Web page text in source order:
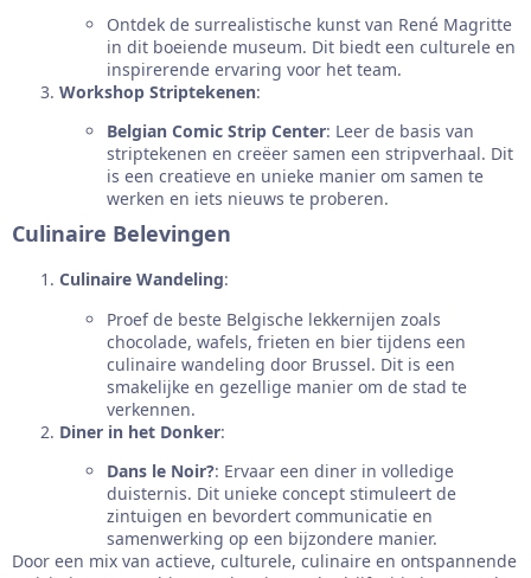
Ontdek de surrealistische kunst van René Magritte
in dit boeiende museum. Dit biedt een culturele en
inspirerende ervaring voor het team.
Workshop Striptekenen:
Belgian Comic Strip Center: Leer de basis van
striptekenen en creëer samen een stripverhaal. Dit
is een creatieve en unieke manier om samen te
werken en iets nieuws te proberen.
Culinaire Belevingen
Culinaire Wandeling:
Proef de beste Belgische lekkernijen zoals
chocolade, wafels, frieten en bier tijdens een
culinaire wandeling door Brussel. Dit is een
smakelijke en gezellige manier om de stad te
verkennen.
Diner in het Donker:
Dans le Noir?: Ervaar een diner in volledige
duisternis. Dit unieke concept stimuleert de
zintuigen en bevordert communicatie en
samenwerking op een bijzondere manier.
Door een mix van actieve, culturele, culinaire en ontspannende